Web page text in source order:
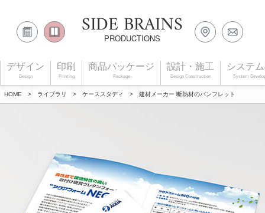
SIDE BRAINS
PRODUCTIONS
デザイン
Design
印刷
Printing
商品パッケージ
Package
設計・施工
Design Construction
システ
System
HOME > ライブラリ > ケーススタディ > 建材メーカー 断熱材のパンフレット